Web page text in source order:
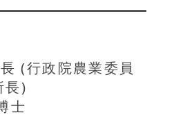
(行政院農業委員
長)
士